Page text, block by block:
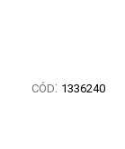
: 1336240